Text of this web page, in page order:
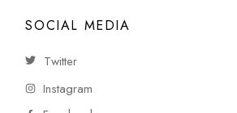
SOCIAL MEDIA
Twitter
Instagram